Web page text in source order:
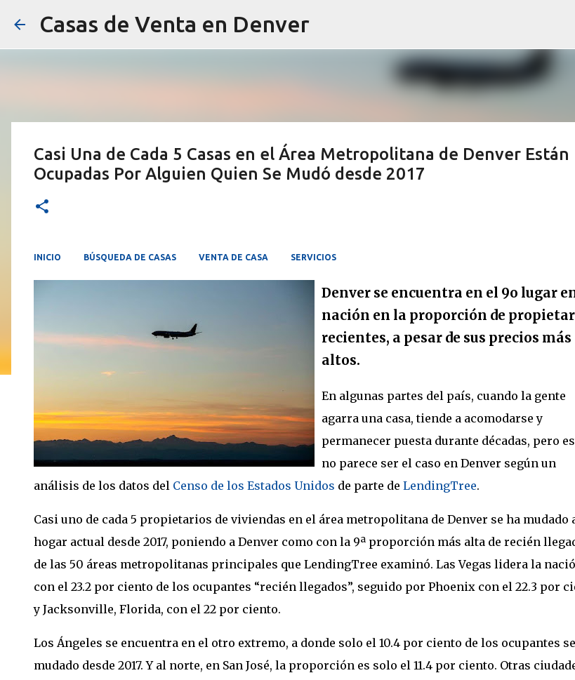
Casas de Venta en Denver
Casi Una de Cada 5 Casas en el Área Metropolitana de Denver Están
Ocupadas Por Alguien Quien Se Mudó desde 2017
INICIO BÚSQUEDA DE CASAS VENTA DE CASA SERVICIOS
Denver se encuentra en el 9o lugar
nación en la proporción de
recientes, a pesar de sus precios más
altos.
En algunas partes del país, cuando la gente
agarra una casa, tiende a acomodarse y
permanecer puesta durante décadas, pero
no parece ser el caso en Denver según un
análisis de los datos del Censo de los Estados Unidos de parte de LendingTree.
Casi uno de cada 5 propietarios de viviendas en el área metropolitana de Denver se ha mudado
hogar actual desde 2017, poniendo a Denver como con la 9ª proporción más alta de recién
de las 50 áreas metropolitanas principales que LendingTree examinó. Las Vegas lidera la
con el 23.2 por ciento de los ocupantes “recién llegados”, seguido por Phoenix con el 22.3 por
y Jacksonville, Florida, con el 22 por ciento.
Los Ángeles se encuentra en el otro extremo, a donde solo el 10.4 por ciento de los ocupantes
mudado desde 2017. Y al norte, en San José, la proporción es solo el 11.4 por ciento. Otras